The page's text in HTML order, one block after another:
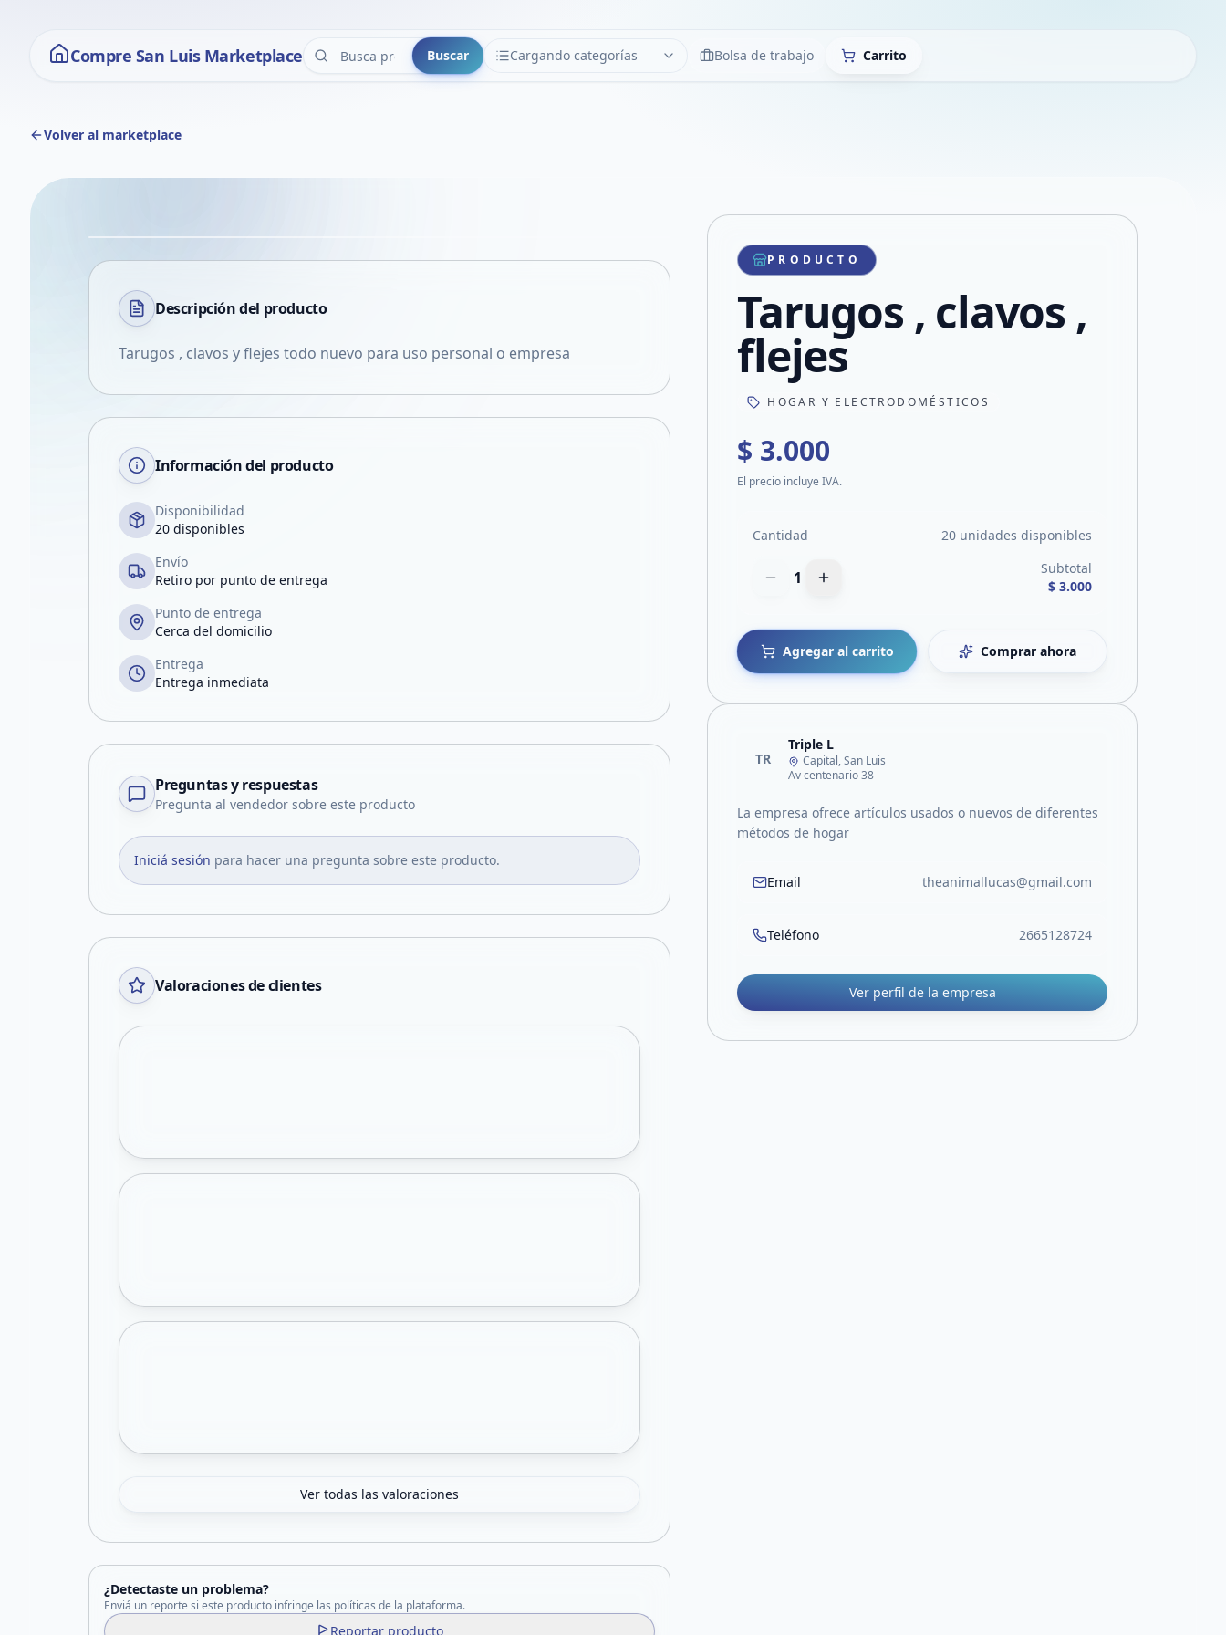
Compre San Luis Marketplace Buscar Cargando categorías
CATEGORÍAS LimpiarBolsa de trabajo Carrito
Volver al marketplace
VER EN PANTALLA COMPLETA
Compartir producto
Compartir por WhatsApp
Compartir por mail
Compartir en Facebook
Descripción del producto
Tarugos , clavos y flejes todo nuevo para uso personal o empresa
Información del producto
Disponibilidad
20 disponibles
Envío
Retiro por punto de entrega
Punto de entrega
Cerca del domicilio
Entrega
Entrega inmediata
Preguntas y respuestas
Pregunta al vendedor sobre este producto
Iniciá sesión para hacer una pregunta sobre este producto.
Valoraciones de clientes
Ver todas las valoraciones
¿Detectaste un problema?
Enviá un reporte si este producto infringe las políticas de la plataforma.
Reportar producto
PRODUCTO
Tarugos , clavos ,
flejes
HOGAR Y ELECTRODOMÉSTICOS
$ 3.000
El precio incluye IVA.
Cantidad 20 unidades disponibles
1
Subtotal
$ 3.000
Agregar al carrito Comprar ahora
TR
Triple L
Capital, San Luis
Av centenario 38
La empresa ofrece artículos usados o nuevos de diferentes
métodos de hogar
Email theanimallucas@gmail.com
Teléfono 2665128724
Ver perfil de la empresa